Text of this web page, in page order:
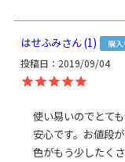
メインの
く入り口
付いてい
態で収納
前面に付
はせふみ 1 購
投稿日
2019/09/04
使い易いのでとて
安心です。お値段
色がもう少したく